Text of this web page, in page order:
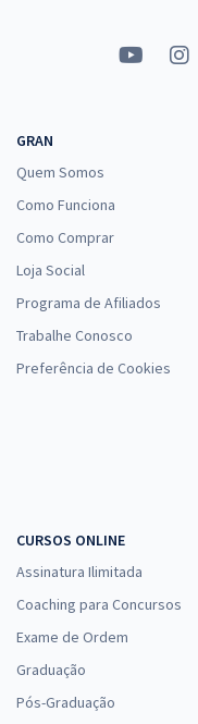
GRAN
Quem Somos
Como Funciona
Como Comprar
Loja Social
Programa de Afiliados
Trabalhe Conosco
Preferência de Cookies
CURSOS ONLINE
Assinatura Ilimitada
Coaching para Concursos
Exame de Ordem
Graduação
Pós-Graduação